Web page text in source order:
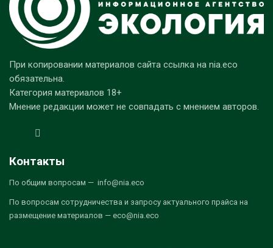
При копировании материалов сайта ссылка на nia.eco
обязательна.
Категория материалов 18+
Мнение редакции может не совпадать с мнением авторов.
Контакты
По общим вопросам — info@nia.eco
По вопросам сотрудничества и запросу актуального прайса на
размещение материалов — eco@nia.eco